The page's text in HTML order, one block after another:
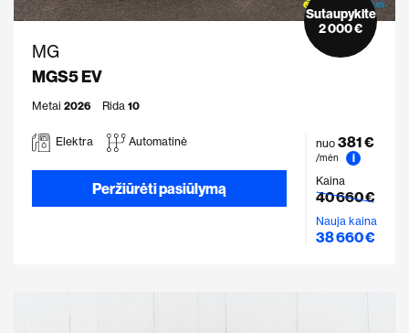
MG
MGS5 EV
Metai 2026 Rida 10
Sutaupykite
2 000 €
Elektra Automatinė
Peržiūrėti pasiūlymą
nuo 381 €
/mėn
i
Kaina
40 660 €
Nauja kaina
38 660 €